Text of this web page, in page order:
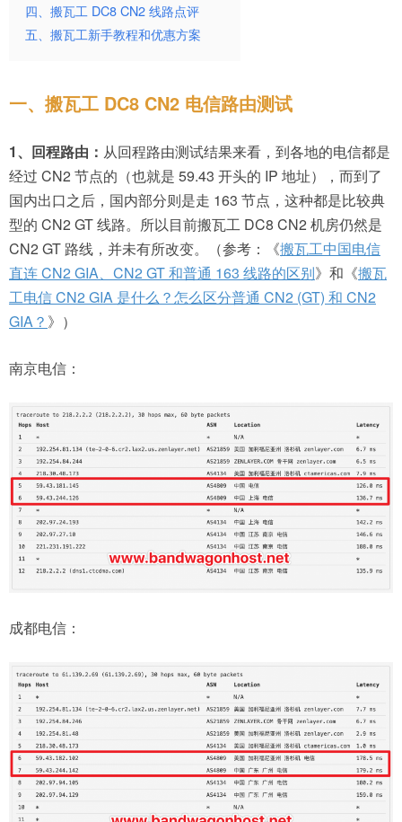
四、搬瓦工 DC8 CN2 线路点评
五、搬瓦工新手教程和优惠方案
一、搬瓦工 DC8 CN2 电信路由测试
1、回程路由： 从回程路由测试结果来看，到各地的电信都是
经过 CN2 节点的（也就是 59.43 开头的 IP 地址），而到了
国内出口之后，国内部分则是走 163 节点，这种都是比较典
型的 CN2 GT 线路。所以目前搬瓦工 DC8 CN2 机房仍然是
CN2 GT 路线，并未有所改变。（参考：《搬瓦工中国电信
直连 CN2 GIA、CN2 GT 和普通 163 线路的区别》和《搬瓦
工电信 CN2 GIA 是什么？怎么区分普通 CN2 (GT) 和 CN2
GIA？ 》）
南京电信：
成都电信：